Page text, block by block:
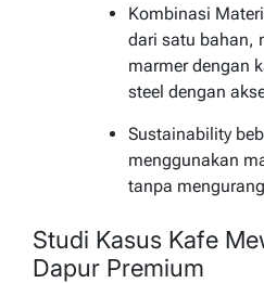
Kombinasi
dari satu bahan,
marmer dengan
steel dengan
Sustainability
menggunakan
tanpa
Studi Kasus Kafe
Dapur Premium